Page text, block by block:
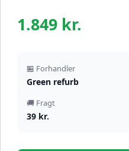
1.849 kr.
🏪 Forhandler
Green refurb
🚚 Fragt
39 kr.